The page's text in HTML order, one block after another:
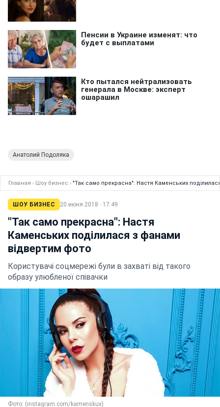
Анатолий Подоляка
Главная › Шоу бизнес › "Так само прекрасна": Настя Каменських
ШОУ БИЗНЕС 20 июня 2018 · 17:49
"Так само прекрасна": Настя
Каменських поділилася з фанами
відвертим фото
Користувачі соцмережі були в захваті від такого
образу улюбленої співачки
Фото: (instagram.com/kamenskux)